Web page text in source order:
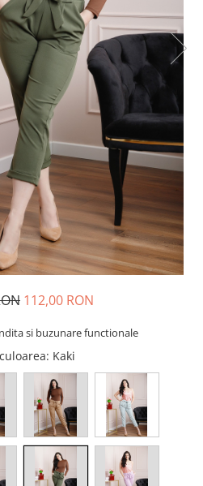
112,00 RON
si buzunare functionale
: Kaki